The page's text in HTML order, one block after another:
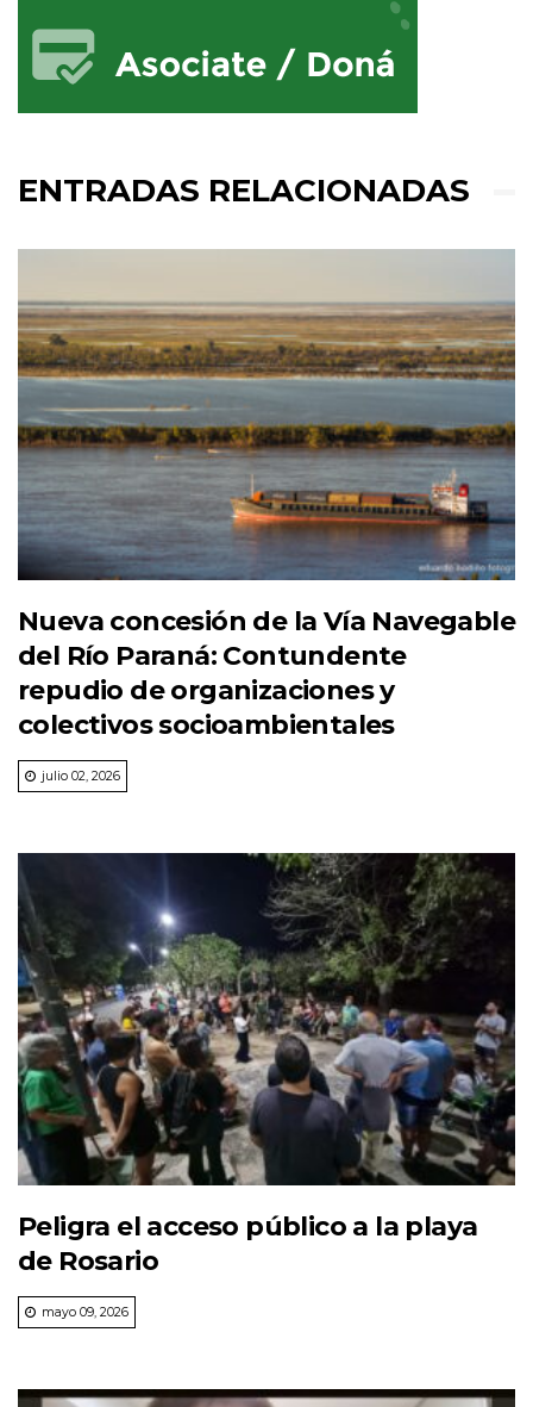
ENTRADAS RELACIONADAS
Nueva concesión de la Vía Navegable
del Río Paraná: Contundente
repudio de organizaciones y
colectivos socioambientales
julio 02, 2026
Peligra el acceso público a la playa
de Rosario
mayo 09, 2026